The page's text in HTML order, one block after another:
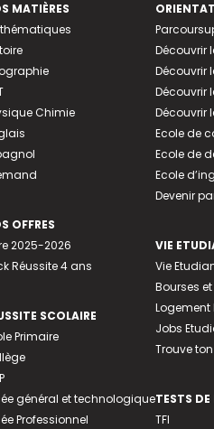
MATIÈRES
Chimie
OFFRES
2025-2026
Réussite 4 ans
SCOLAIRE
Primaire
général et technologique
Professionnel
Découvrir
Découvrir
Découvrir
Découvrir
Ecole de
Ecole de
Ecole
Devenir
VIE
Vie
Bourses
Logement
Jobs
Trouve
TESTS DE
TFI